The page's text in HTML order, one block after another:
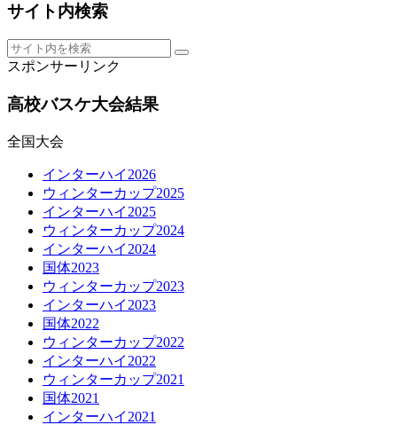
サイト内検索
スポンサーリンク
高校バスケ大会結果
全国大会
インターハイ2026
ウィンターカップ2025
インターハイ2025
ウィンターカップ2024
インターハイ2024
国体2023
ウィンターカップ2023
インターハイ2023
国体2022
ウィンターカップ2022
インターハイ2022
ウィンターカップ2021
国体2021
インターハイ2021